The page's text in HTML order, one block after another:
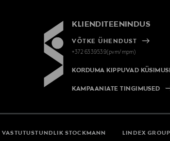
KLIENDITEENINDUS
VÕTKE ÜHENDUST
+372 6339539(pvm/mpm)
KORDUMA KIPPUVAD
KAMPAANIATE TINGIMUSED
VASTUTUSTUNDLIK STOCKMANN LINDEX GROUP